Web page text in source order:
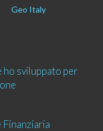
Geo Italy
ho sviluppato per
Finanziaria